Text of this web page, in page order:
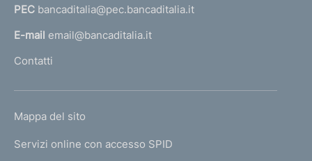
a
l
m
e
PEC bancaditalia@pec.bancaditalia.it
E-mail email@bancaditalia.it
Contatti
L
N
Mappa del sito
Servizi online con accesso SPID